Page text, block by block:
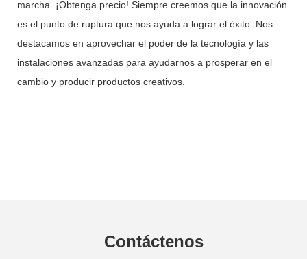
marcha. ¡Obtenga precio! Siempre creemos que la innovación
es el punto de ruptura que nos ayuda a lograr el éxito. Nos
destacamos en aprovechar el poder de la tecnología y las
instalaciones avanzadas para ayudarnos a prosperar en el
cambio y producir productos creativos.
Contáctenos